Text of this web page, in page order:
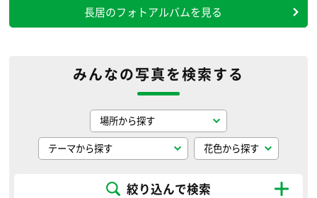
長居のフォトアルバムを見る
みんなの写真を検索する
絞り込んで検索